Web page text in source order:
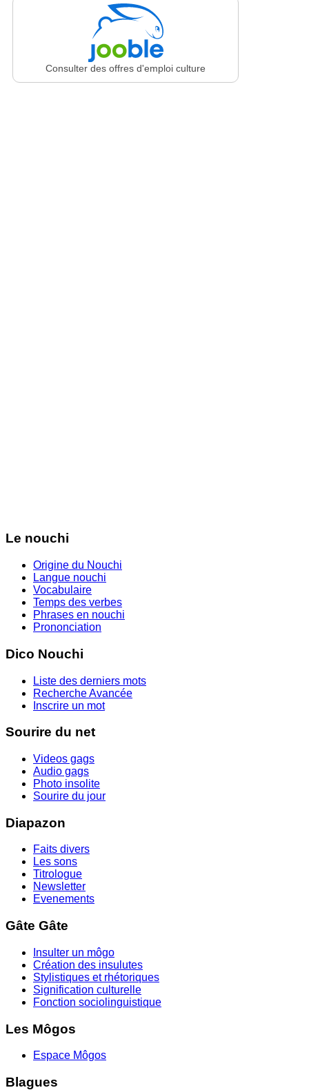
Consulter des offres d'emploi culture
Le nouchi
Origine du Nouchi
Langue nouchi
Vocabulaire
Temps des verbes
Phrases en nouchi
Prononciation
Dico Nouchi
Liste des derniers mots
Recherche Avancée
Inscrire un mot
Sourire du net
Videos gags
Audio gags
Photo insolite
Sourire du jour
Diapazon
Faits divers
Les sons
Titrologue
Newsletter
Evenements
Gâte Gâte
Insulter un môgo
Création des insulutes
Stylistiques et rhétoriques
Signification culturelle
Fonction sociolinguistique
Les Môgos
Espace Môgos
Blagues